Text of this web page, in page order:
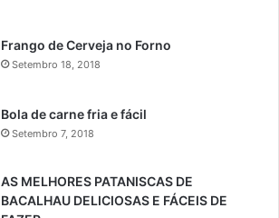
Frango de Cerveja no Forno
Setembro 18, 2018
Bola de carne fria e fácil
Setembro 7, 2018
AS MELHORES PATANISCAS DE
BACALHAU DELICIOSAS E FÁCEIS DE